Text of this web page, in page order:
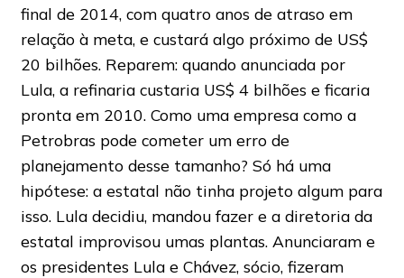
final de 2014, com quatro anos de atraso em
relação à meta, e custará algo próximo de US$
20 bilhões. Reparem: quando anunciada por
Lula, a refinaria custaria US$ 4 bilhões e ficaria
pronta em 2010. Como uma empresa como a
Petrobras pode cometer um erro de
planejamento desse tamanho? Só há uma
hipótese: a estatal não tinha projeto algum para
isso. Lula decidiu, mandou fazer e a diretoria da
estatal improvisou umas plantas. Anunciaram e
os presidentes Lula e Chávez, sócio, fizeram